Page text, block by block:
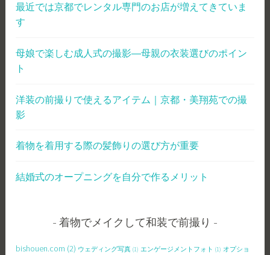
最近では京都でレンタル専門のお店が増えてきていま
す
母娘で楽しむ成人式の撮影―母親の衣装選びのポイン
ト
洋装の前撮りで使えるアイテム｜京都・美翔苑での撮
影
着物を着用する際の髪飾りの選び方が重要
結婚式のオープニングを自分で作るメリット
着物でメイクして和装で前撮り
bishouen.com (2) ウェディング写真 (1) エンゲージメントフォト (1) オプショ